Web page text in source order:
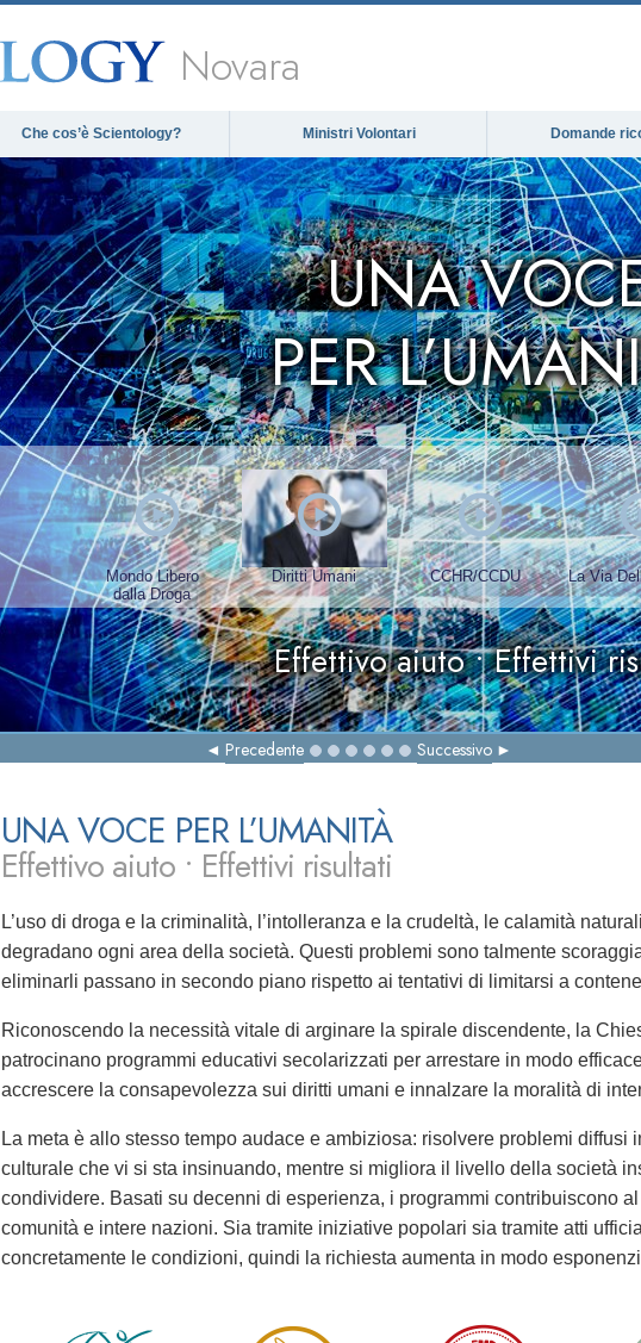
Novara
Che cos’è Scientology? Ministri Volontari Domande
Precedente Successivo
UNA VOCE PER L’UMANITÀ
Effettivo aiuto • Effettivi risultati
L’uso di droga e la criminalità, l’intolleranza e la crudeltà, le calamità
degradano ogni area della società. Questi problemi sono talmente
eliminarli passano in secondo piano rispetto ai tentativi di limitarsi a
Riconoscendo la necessità vitale di arginare la spirale discendente, la
patrocinano programmi educativi secolarizzati per arrestare in modo
accrescere la consapevolezza sui diritti umani e innalzare la moralità di
La meta è allo stesso tempo audace e ambiziosa: risolvere problemi diffusi
culturale che vi si sta insinuando, mentre si migliora il livello della società
condividere. Basati su decenni di esperienza, i programmi contribuiscono
comunità e intere nazioni. Sia tramite iniziative popolari sia tramite atti
concretamente le condizioni, quindi la richiesta aumenta in modo